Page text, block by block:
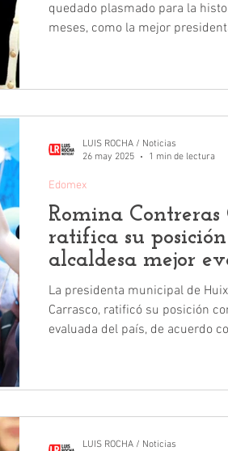
quedado plasmado para la
meses, como la mejor
ciento en percepción
Romina Contreras
ratifica su
alcaldesa mejor
La presidenta municipal de
Carrasco, ratificó su posición
evaluada del país, de acuerdo
Edomex
LUIS ROCHA / Noticias
26 may 2025
1 min de lectura
LUIS ROCHA / Noticias